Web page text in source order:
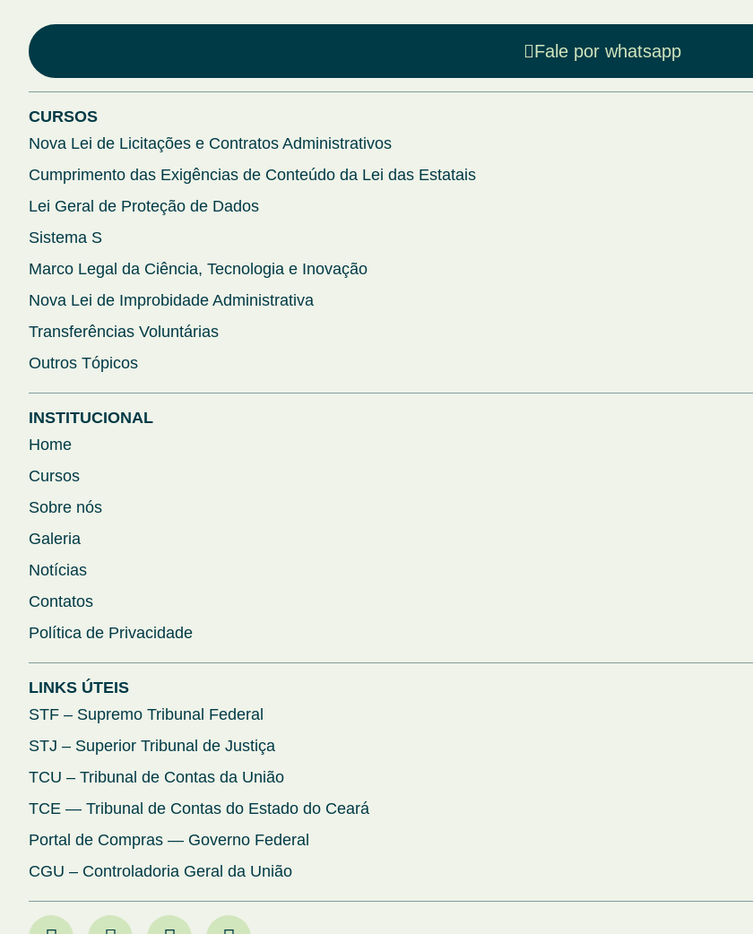
Fale por whatsapp
CURSOS
Nova Lei de Licitações e Contratos Administrativos
Cumprimento das Exigências de Conteúdo da Lei das Estatais
Lei Geral de Proteção de Dados
Sistema S
Marco Legal da Ciência, Tecnologia e Inovação
Nova Lei de Improbidade Administrativa
Transferências Voluntárias
Outros Tópicos
INSTITUCIONAL
Home
Cursos
Sobre nós
Galeria
Notícias
Contatos
Política de Privacidade
LINKS ÚTEIS
STF – Supremo Tribunal Federal
STJ – Superior Tribunal de Justiça
TCU – Tribunal de Contas da União
TCE — Tribunal de Contas do Estado do Ceará
Portal de Compras — Governo Federal
CGU – Controladoria Geral da União